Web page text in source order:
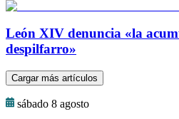
León XIV denuncia «la
despilfarro»
Cargar más artículos
sábado 8 agosto